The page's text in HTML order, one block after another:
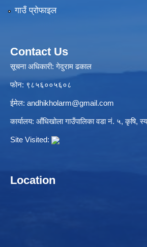
गाउँ प्रोफाइल
Contact Us
सूचना अधिकारी: गेदुराम ढकाल
फोन: ९८५६००५६०८
ईमेल: andhikholarm@gmail.com
कार्यालय: आँधिखोला गाउँपालिका वडा नं. ५, कृषि,
Site Visited:
Location